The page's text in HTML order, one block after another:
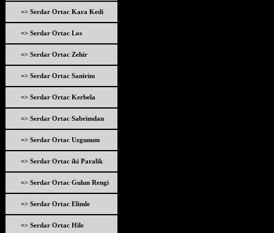
=> Serdar Ortac Kara Kedi
=> Serdar Ortac Los
=> Serdar Ortac Zehir
=> Serdar Ortac Sanirim
=> Serdar Ortac Kerbela
=> Serdar Ortac Sabrimdan
=> Serdar Ortac Uzgunum
=> Serdar Ortac iki Paralik
=> Serdar Ortac Gulun Rengi
=> Serdar Ortac Elimle
=> Serdar Ortac Hile